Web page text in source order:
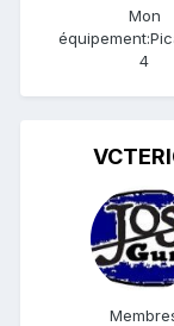
Mon
équipement:
4